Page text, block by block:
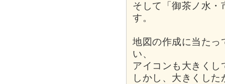
そして「御茶ノ水・
す。
地図の作成に当たっ
い、
アイコンも大きく
しかし、大きくし